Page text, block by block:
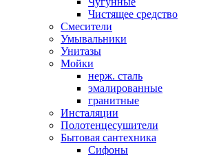
Чистящее средство
Смесители
Умывальники
Унитазы
Мойки
нерж. сталь
эмалированные
гранитные
Инсталяции
Полотенцесушители
Бытовая сантехника
Сифоны